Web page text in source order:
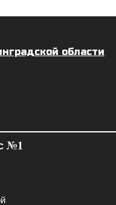
области
№1